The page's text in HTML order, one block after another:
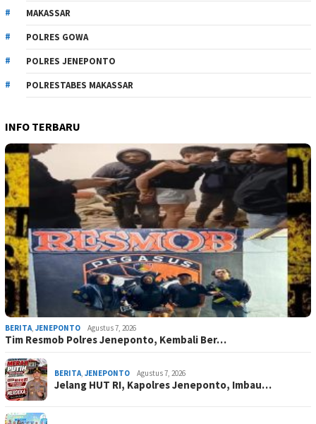
MAKASSAR
POLRES GOWA
POLRES JENEPONTO
POLRESTABES MAKASSAR
INFO TERBARU
BERITA JENEPONTO Agustus 7, 2026
Tim Resmob Polres Jeneponto, Kembali Ber…
BERITA JENEPONTO Agustus 7, 2026
Jelang HUT RI, Kapolres Jeneponto, Imbau…